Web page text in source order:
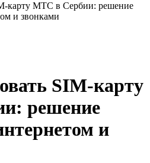
карту МТС в Сербии: решение
и звонками
SIM-карту
решение
и